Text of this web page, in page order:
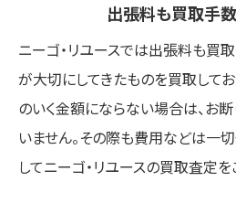
出張料も買取手
ニーゴ・リユースでは出張料も買
が大切にしてきたものを買取して
のいく金額にならない場合は、お
いません。その際も費用などは一
してニーゴ・リユースの買取査定を